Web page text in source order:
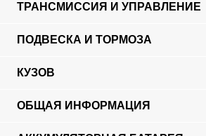
ТРАНСМИССИЯ И УПРАВЛЕНИЕ
ПОДВЕСКА И ТОРМОЗА
КУЗОВ
ОБЩАЯ ИНФОРМАЦИЯ